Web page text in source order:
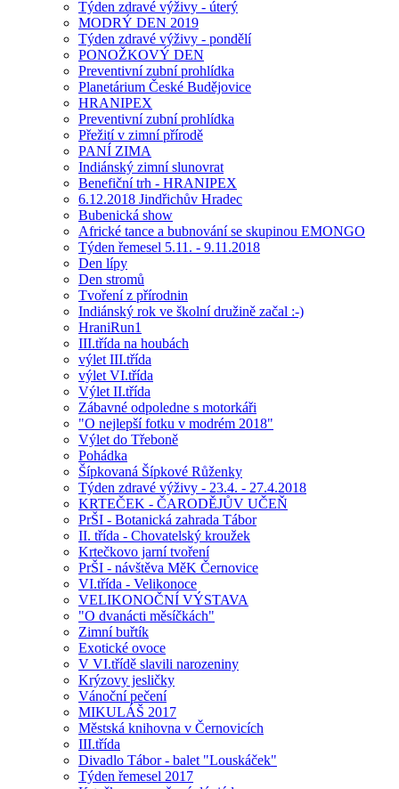
Týden zdravé výživy - úterý
MODRÝ DEN 2019
Týden zdravé výživy - pondělí
PONOŽKOVÝ DEN
Preventivní zubní prohlídka
Planetárium České Budějovice
HRANIPEX
Preventivní zubní prohlídka
Přežití v zimní přírodě
PANÍ ZIMA
Indiánský zimní slunovrat
Benefiční trh - HRANIPEX
6.12.2018 Jindřichův Hradec
Bubenická show
Africké tance a bubnování se skupinou EMONGO
Týden řemesel 5.11. - 9.11.2018
Den lípy
Den stromů
Tvoření z přírodnin
Indiánský rok ve školní družině začal :-)
HraniRun1
III.třída na houbách
výlet III.třída
výlet VI.třída
Výlet II.třída
Zábavné odpoledne s motorkáři
"O nejlepší fotku v modrém 2018"
Výlet do Třeboně
Pohádka
Šípkovaná Šípkové Růženky
Týden zdravé výživy - 23.4. - 27.4.2018
KRTEČEK - ČARODĚJŮV UČEŇ
PrŠI - Botanická zahrada Tábor
II. třída - Chovatelský kroužek
Krtečkovo jarní tvoření
PrŠI - návštěva MěK Černovice
VI.třída - Velikonoce
VELIKONOČNÍ VÝSTAVA
"O dvanácti měsíčkách"
Zimní buřtík
Exotické ovoce
V VI.třídě slavili narozeniny
Krýzovy jesličky
Vánoční pečení
MIKULÁŠ 2017
Městská knihovna v Černovicích
III.třída
Divadlo Tábor - balet "Louskáček"
Týden řemesel 2017